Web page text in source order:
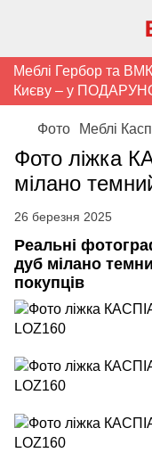
Меблі Гербор та
Києву – у
Фото Меблі
Фото ліжка
мілано
26 березня 2025
Реальні
дуб мілано
покупців